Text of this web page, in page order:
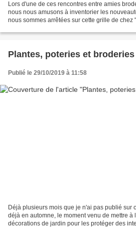
Lors d'une de ces rencontres entre amies
nous nous amusons à inventorier les
nous sommes arrêtées sur cette grille de chez
Plantes, poteries et broderies
Publié le 29/10/2019 à 11:58
Déjà plusieurs mois que je n'ai pas publié sur
déjà en automne, le moment venu de mettre à
décorations de jardin pour les protéger des